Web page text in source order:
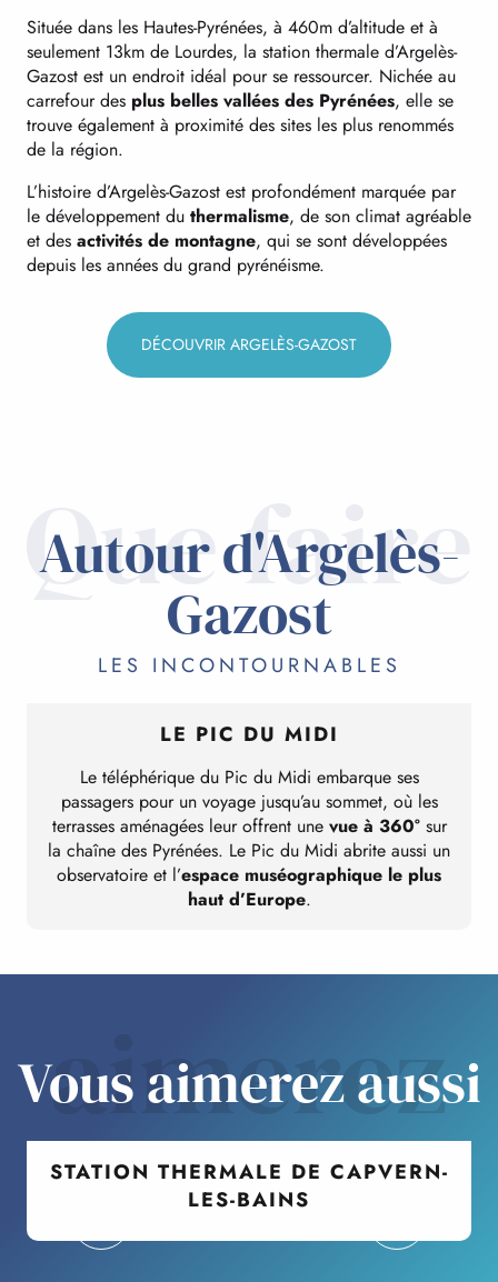
Située dans les Hautes-Pyrénées, à 460m d’altitude et à
seulement 13km de Lourdes, la station thermale d’Argelès-
Gazost est un endroit idéal pour se ressourcer. Nichée au
carrefour des plus belles vallées des Pyrénées, elle se
trouve également à proximité des sites les plus renommés
de la région.
L’histoire d’Argelès-Gazost est profondément marquée par
le développement du thermalisme, de son climat agréable
et des activités de montagne, qui se sont développées
depuis les années du grand pyrénéisme.
DÉCOUVRIR ARGELÈS-GAZOST
Que faire
Autour d'Argelès-
Gazost
LES INCONTOURNABLES
LE PIC DU MIDI
Le téléphérique du Pic du Midi embarque ses
passagers pour un voyage jusqu’au sommet, où les
terrasses aménagées leur offrent une vue à 360°sur
la chaîne des Pyrénées. Le Pic du Midi abrite aussi un
observatoire et l’espace muséographique le plus
haut d’Europe.
aimerez
Vous aimerez aussi
STATION THERMALE DE CAPVERN-
LES-BAINS